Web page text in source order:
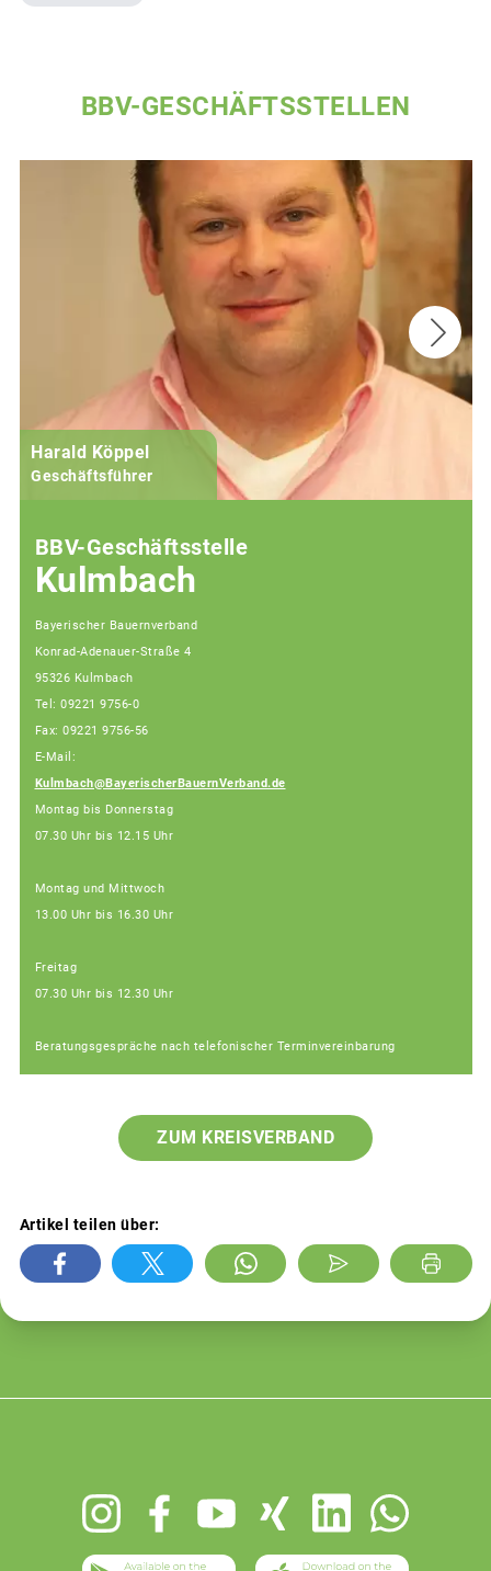
BBV-GESCHÄFTSSTELLEN
Harald Köppel
Geschäftsführer
BBV-Geschäftsstelle
Kulmbach
Bayerischer Bauernverband
Konrad-Adenauer-Straße 4
95326 Kulmbach
Tel: 09221 9756-0
Fax: 09221 9756-56
E-Mail:
Kulmbach@BayerischerBauernVerband.de
Montag bis Donnerstag
07.30 Uhr bis 12.15 Uhr
Montag und Mittwoch
13.00 Uhr bis 16.30 Uhr
Freitag
07.30 Uhr bis 12.30 Uhr
Beratungsgespräche nach telefonischer Terminvereinbarung
ZUM KREISVERBAND
Artikel teilen über: